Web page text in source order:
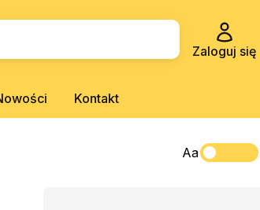
Zaloguj się
Kontakt
Aa